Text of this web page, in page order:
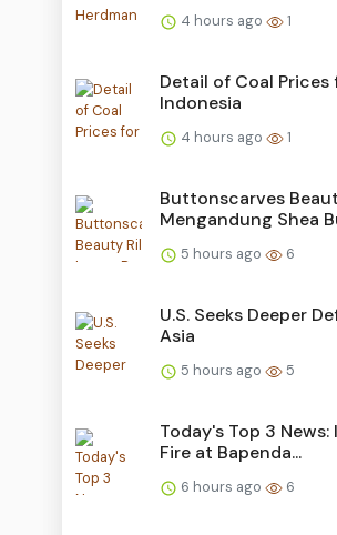
4 hours ago 1
Detail of Coal
Indonesia
4 hours ago 1
Buttonscarves
Mengandung Shea
5 hours ago 6
U.S. Seeks Deeper
Asia
5 hours ago 5
Today's Top 3
Fire at Bapenda...
6 hours ago 6